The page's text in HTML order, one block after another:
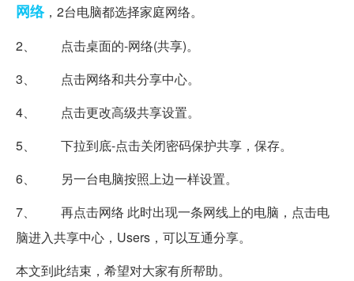
网络，2台电脑都选择家庭网络。
2、 点击桌面的-网络(共享)。
3、 点击网络和共分享中心。
4、 点击更改高级共享设置。
5、 下拉到底-点击关闭密码保护共享，保存。
6、 另一台电脑按照上边一样设置。
7、 再点击网络 此时出现一条网线上的电脑，点击电
脑进入共享中心，Users，可以互通分享。
本文到此结束，希望对大家有所帮助。